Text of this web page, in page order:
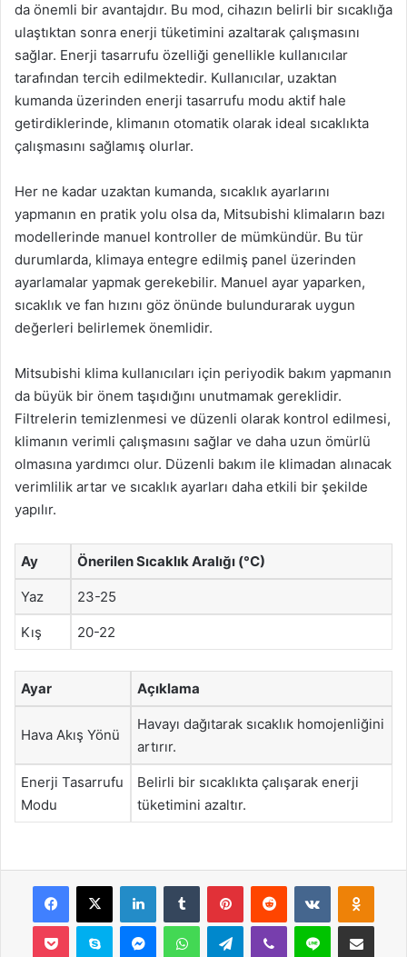
da önemli bir avantajdır. Bu mod, cihazın belirli bir sıcaklığa
ulaştıktan sonra enerji tüketimini azaltarak çalışmasını
sağlar. Enerji tasarrufu özelliği genellikle kullanıcılar
tarafından tercih edilmektedir. Kullanıcılar, uzaktan
kumanda üzerinden enerji tasarrufu modu aktif hale
getirdiklerinde, klimanın otomatik olarak ideal sıcaklıkta
çalışmasını sağlamış olurlar.
Her ne kadar uzaktan kumanda, sıcaklık ayarlarını
yapmanın en pratik yolu olsa da, Mitsubishi klimaların bazı
modellerinde manuel kontroller de mümkündür. Bu tür
durumlarda, klimaya entegre edilmiş panel üzerinden
ayarlamalar yapmak gerekebilir. Manuel ayar yaparken,
sıcaklık ve fan hızını göz önünde bulundurarak uygun
değerleri belirlemek önemlidir.
Mitsubishi klima kullanıcıları için periyodik bakım yapmanın
da büyük bir önem taşıdığını unutmamak gereklidir.
Filtrelerin temizlenmesi ve düzenli olarak kontrol edilmesi,
klimanın verimli çalışmasını sağlar ve daha uzun ömürlü
olmasına yardımcı olur. Düzenli bakım ile klimadan alınacak
verimlilik artar ve sıcaklık ayarları daha etkili bir şekilde
yapılır.
Ay Önerilen Sıcaklık Aralığı (°C)
Yaz 23-25
Kış 20-22
Ayar Açıklama
Hava Akış Yönü
Havayı dağıtarak sıcaklık homojenliğini
artırır.
Enerji Tasarrufu
Modu
Belirli bir sıcaklıkta çalışarak enerji
tüketimini azaltır.
Facebook
X LinkedInTumblr PinterestReddit VKontakte
Pocket Skype MessengerWhatsAppTelegramViber Line E-Posta ile